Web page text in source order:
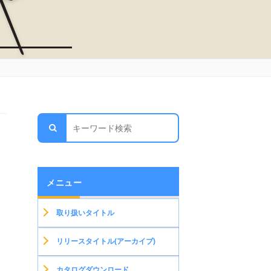
メニュー
取り扱いタイトル
リリースタイトル(アーカイブ)